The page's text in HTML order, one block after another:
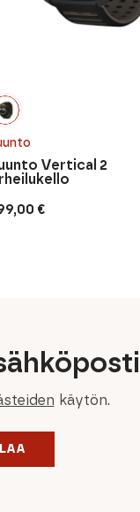
€
Vertical 2
käytön.